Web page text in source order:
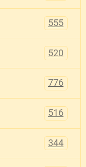
555
520
776
516
344